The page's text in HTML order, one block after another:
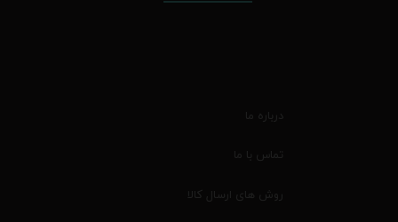
درباره ما
تماس با ما
روش های ارسال کالا